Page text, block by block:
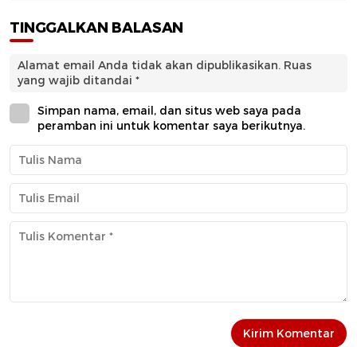
TINGGALKAN BALASAN
Alamat email Anda tidak akan dipublikasikan. Ruas
yang wajib ditandai *
Simpan nama, email, dan situs web saya pada
peramban ini untuk komentar saya berikutnya.